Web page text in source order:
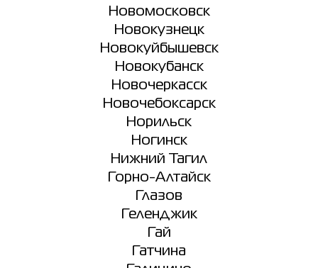
Новомосковск
Новокузнецк
Новокуйбышевск
Новокубанск
Новочеркасск
Новочебоксарск
Норильск
Ногинск
Нижний Тагил
Горно-Алтайск
Глазов
Геленджик
Гай
Гатчина